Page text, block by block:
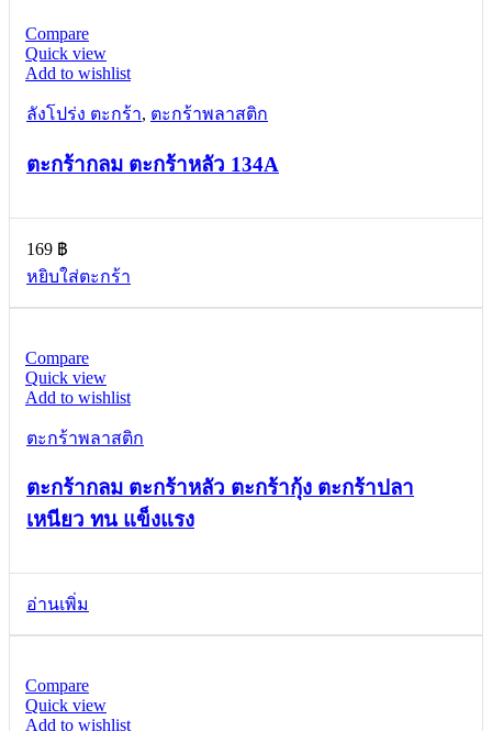
Compare
Quick view
Add to wishlist
ลังโปร่ง ตะกร้า, ตะกร้าพลาสติก
ตะกร้ากลม ตะกร้าหลัว 134A
169 ฿
หยิบใส่ตะกร้า
Compare
Quick view
Add to wishlist
ตะกร้าพลาสติก
ตะกร้ากลม ตะกร้าหลัว ตะกร้ากุ้ง ตะกร้าปลา
เหนียว ทน แข็งแรง
อ่านเพิ่ม
Compare
Quick view
Add to wishlist